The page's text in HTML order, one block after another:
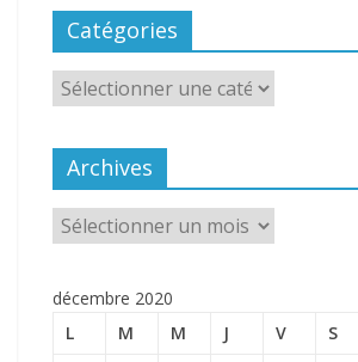
Catégories
Catégories
Archives
Archives
décembre 2020
L
M M J V S